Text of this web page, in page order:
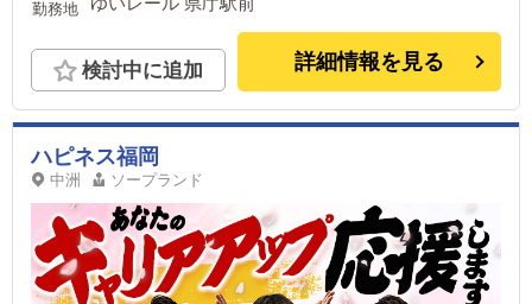
勤務地
検討中に追加 詳細情報を見る
ハピネス福岡
中洲 ソープランド